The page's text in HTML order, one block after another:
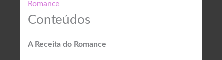
Romance
Conteúdos
A Receita do Romance